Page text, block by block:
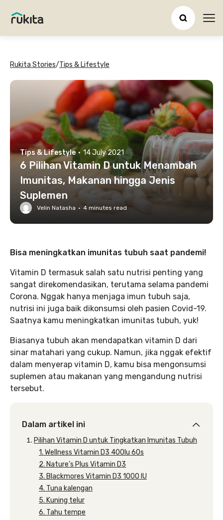
Rukita Stories/Tips & Lifestyle
Tips & Lifestyle · 14 July 2021
6 Pilihan Vitamin D untuk Menambah
Imunitas, Makanan hingga Jenis
Suplemen
Velin Natasha · 4 minutes read
Bisa meningkatkan imunitas tubuh saat pandemi!
Vitamin D termasuk salah satu nutrisi penting yang
sangat direkomendasikan, terutama selama pandemi
Corona. Nggak hanya menjaga imun tubuh saja,
nutrisi ini juga baik dikonsumsi oleh pasien Covid-19.
Saatnya kamu meningkatkan imunitas tubuh, yuk!
Biasanya tubuh akan mendapatkan vitamin D dari
sinar matahari yang cukup. Namun, jika nggak efektif
dalam menyerap vitamin D, kamu bisa mengonsumsi
suplemen atau makanan yang mengandung nutrisi
tersebut.
Dalam artikel ini
Pilihan Vitamin D untuk Tingkatkan Imunitas Tubuh
1. Wellness Vitamin D3 400lu 60s
2. Nature’s Plus Vitamin D3
3. Blackmores Vitamin D3 1000 IU
4. Tuna kalengan
5. Kuning telur
6. Tahu tempe